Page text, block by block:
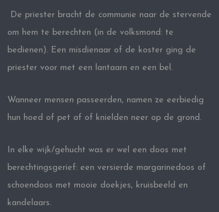
De priester bracht de communie naar de stervende
om hem te berechten (in de volksmond: te
bedienen). Een misdienaar of de koster ging de
priester voor met een lantaarn en een bel.
Wanneer mensen passeerden, namen ze eerbiedig
hun hoed of pet af of knielden neer op de grond.
In elke wijk/gehucht was er wel een doos met
berechtingsgerief: een versierde margarinedoos of
schoendoos met mooie doekjes, kruisbeeld en
kandelaars.